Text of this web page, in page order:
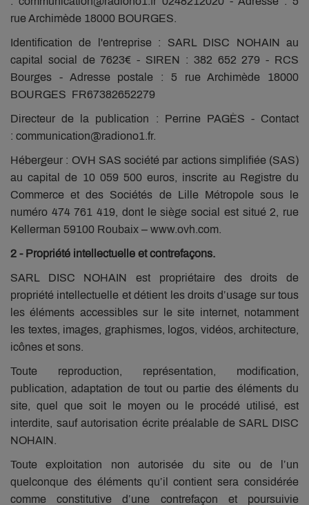
rue Archimède 18000 BOURGES.
Identification de l'entreprise : SARL DISC NOHAIN au
capital social de 7623€ - SIREN : 382 652 279 - RCS
Bourges - Adresse postale : 5 rue Archimède 18000
BOURGES FR67382652279
Directeur de la publication : Perrine PAGÈS - Contact
: communication@radiono1.fr.
Hébergeur : OVH SAS société par actions simplifiée (SAS)
au capital de 10 059 500 euros, inscrite au Registre du
Commerce et des Sociétés de Lille Métropole sous le
numéro 474 761 419, dont le siège social est situé 2, rue
Kellerman 59100 Roubaix – www.ovh.com.
2 - Propriété intellectuelle et contrefaçons.
SARL DISC NOHAIN est propriétaire des droits de
propriété intellectuelle et détient les droits d’usage sur tous
les éléments accessibles sur le site internet, notamment
les textes, images, graphismes, logos, vidéos, architecture,
icônes et sons.
Toute reproduction, représentation, modification,
publication, adaptation de tout ou partie des éléments du
site, quel que soit le moyen ou le procédé utilisé, est
interdite, sauf autorisation écrite préalable de SARL DISC
NOHAIN.
Toute exploitation non autorisée du site ou de l’un
quelconque des éléments qu’il contient sera considérée
comme constitutive d’une contrefaçon et poursuivie